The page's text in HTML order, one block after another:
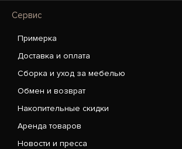
Сервис
Примерка
Доставка и оплата
Сборка и уход за мебелью
Обмен и возврат
Накопительные скидки
Аренда товаров
Новости и пресса